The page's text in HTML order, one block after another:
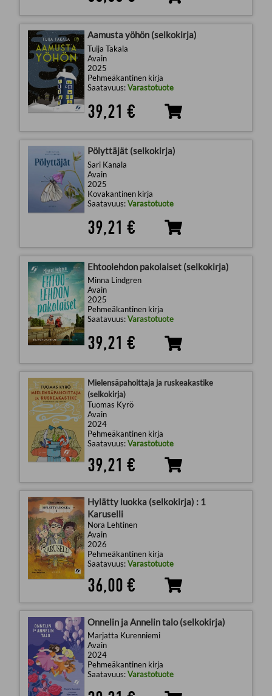
Aamusta yöhön (selkokirja)
Tuija Takala
Avain
2025
Pehmeäkantinen kirja
Saatavuus:Varastotuote
39,21 €
Pölyttäjät (selkokirja)
Sari Kanala
Avain
2025
Kovakantinen kirja
Saatavuus:Varastotuote
39,21 €
Ehtoolehdon pakolaiset (selkokirja)
Minna Lindgren
Avain
2025
Pehmeäkantinen kirja
Saatavuus:Varastotuote
39,21 €
Mielensäpahoittaja ja ruskeakastike
(selkokirja)
Tuomas Kyrö
Avain
2024
Pehmeäkantinen kirja
Saatavuus:Varastotuote
39,21 €
Hylätty luokka (selkokirja) : 1
Karuselli
Nora Lehtinen
Avain
2026
Pehmeäkantinen kirja
Saatavuus:Varastotuote
36,00 €
Onnelin ja Annelin talo (selkokirja)
Marjatta Kurenniemi
Avain
2024
Pehmeäkantinen kirja
Saatavuus:Varastotuote